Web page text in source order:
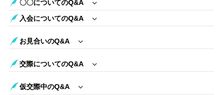
〇〇についてのQ&A
入会についてのQ&A
お見合いのQ&A
交際についてのQ&A
仮交際中のQ&A